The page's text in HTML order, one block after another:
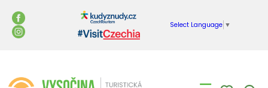
Select Language ▼